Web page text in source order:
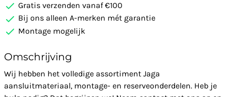
Gratis verzenden vanaf €100
Bij ons alleen A-merken mét garantie
Montage mogelijk
Omschrijving
Wij hebben het volledige assortiment Jaga
aansluitmateriaal, montage- en reserveonderdelen. Heb je